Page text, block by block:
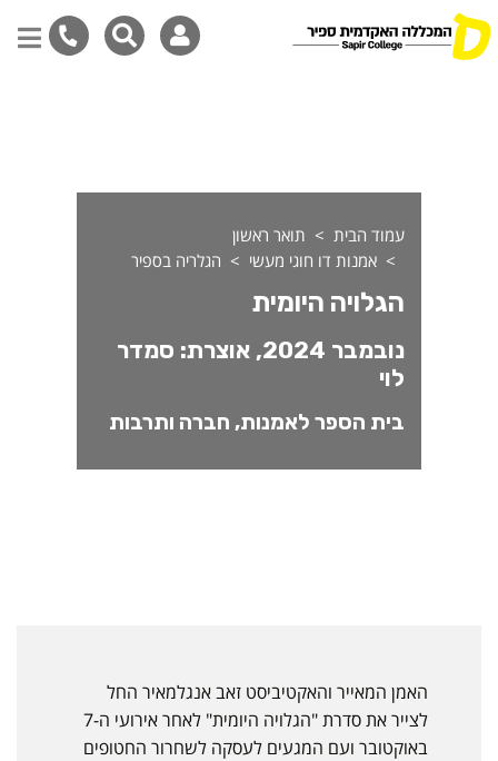
עמוד הבית
תואר ראשון
אמנות דו חוגי מעשי
הגלריה בספיר
הגלויה היומית
נובמבר 2024, אוצרת: סמדר
לוי
בית הספר לאמנות, חברה ותרבות
האמן המאייר והאקטיביסט זאב אנגלמאיר החל
לצייר את סדרת "הגלויה היומית" לאחר אירועי ה-7
באוקטובר ועם המגעים לעסקה לשחרור החטופים